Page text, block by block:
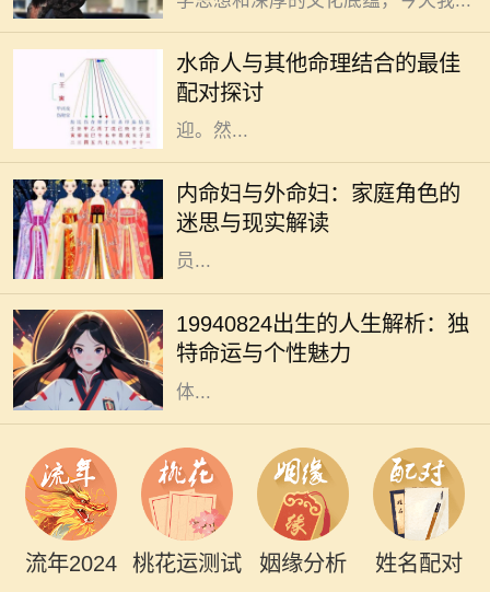
水命人与其他命理结合的最佳
配对探讨
水命的人在五行中象征着智慧与流
动，具有灵活应变的特性。他们通常
性情温和，富有同情心，善于倾听与
理解他人，因此在社交圈中颇受欢
迎。然...
内命妇与外命妇：家庭角色的
迷思与现实解读
在中国传统文化中，家庭的结构和成
员的角色有着深厚的历史渊源。内命
妇与外命妇两个概念，时常引发人们
的思考与讨论。它们不仅仅是家庭成
员...
19940824出生的人生解析：独
特命运与个性魅力
1994年8月24日，许多人在这个时刻
降生，承载着独特的命运与个性。这
一天，由于其日期的特殊性，赋予了
出生在这一天的人成为不同寻常的个
体...
流年2024 桃花运测试 姻缘分析 姓名配对